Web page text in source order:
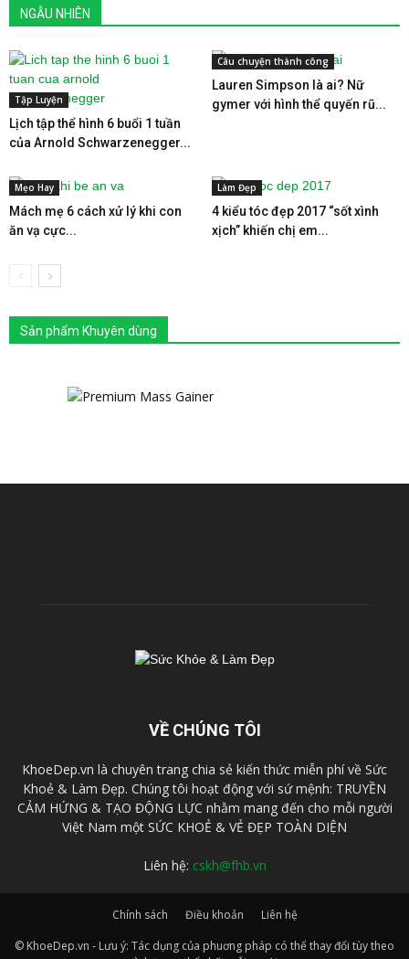
NGẪU NHIÊN
Tập Luyện
Lịch tập thể hình 6 buổi 1 tuần
của Arnold Schwarzenegger...
Câu chuyện thành công
Lauren Simpson là ai? Nữ
gymer với hình thể quyến rũ...
Mẹo Hay
Mách mẹ 6 cách xử lý khi con
ăn vạ cực...
Làm Đẹp
4 kiểu tóc đẹp 2017 “sốt xình
xịch” khiến chị em...
Sản phẩm Khuyên dùng
VỀ CHÚNG TÔI
KhoeDep.vn là chuyên trang chia sẻ kiến thức miễn phí về Sức
Khoẻ & Làm Đẹp. Chúng tôi hoạt động với sứ mệnh: TRUYỀN
CẢM HỨNG & TẠO ĐỘNG LỰC nhằm mang đến cho mỗi người
Việt Nam một SỨC KHOẺ & VẺ ĐẸP TOÀN DIỆN
Liên hệ: cskh@fhb.vn
Chính sách Điều khoản
Liên hệ
© KhoeDep.vn - Lưu ý: Tác dụng của phuơng pháp có thể thay đổi tùy theo